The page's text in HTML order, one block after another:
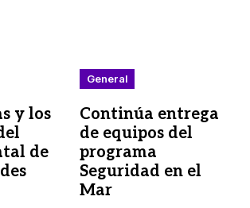
y los
de
General
Continúa entrega
de equipos del
programa
Seguridad en el
Mar